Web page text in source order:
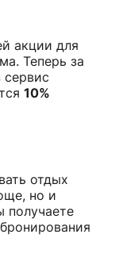
акции для
Теперь за
10%
отдых
но и
получаете